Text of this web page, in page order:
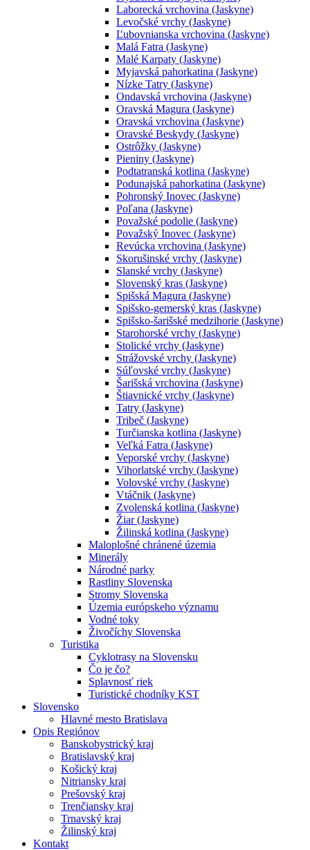
Laborecká vrchovina (Jaskyne)
Levočské vrchy (Jaskyne)
Ľubovnianska vrchovina (Jaskyne)
Malá Fatra (Jaskyne)
Malé Karpaty (Jaskyne)
Myjavská pahorkatina (Jaskyne)
Nízke Tatry (Jaskyne)
Ondavská vrchovina (Jaskyne)
Oravská Magura (Jaskyne)
Oravská vrchovina (Jaskyne)
Oravské Beskydy (Jaskyne)
Ostrôžky (Jaskyne)
Pieniny (Jaskyne)
Podtatranská kotlina (Jaskyne)
Podunajská pahorkatina (Jaskyne)
Pohronský Inovec (Jaskyne)
Poľana (Jaskyne)
Považské podolie (Jaskyne)
Považský Inovec (Jaskyne)
Revúcka vrchovina (Jaskyne)
Skorušinské vrchy (Jaskyne)
Slanské vrchy (Jaskyne)
Slovenský kras (Jaskyne)
Spišská Magura (Jaskyne)
Spišsko-gemerský kras (Jaskyne)
Spišsko-šarišské medzihorie (Jaskyne)
Starohorské vrchy (Jaskyne)
Stolické vrchy (Jaskyne)
Strážovské vrchy (Jaskyne)
Súľovské vrchy (Jaskyne)
Šarišská vrchovina (Jaskyne)
Štiavnické vrchy (Jaskyne)
Tatry (Jaskyne)
Tribeč (Jaskyne)
Turčianska kotlina (Jaskyne)
Veľká Fatra (Jaskyne)
Veporské vrchy (Jaskyne)
Vihorlatské vrchy (Jaskyne)
Volovské vrchy (Jaskyne)
Vtáčnik (Jaskyne)
Zvolenská kotlina (Jaskyne)
Žiar (Jaskyne)
Žilinská kotlina (Jaskyne)
Maloplošné chránené územia
Minerály
Národné parky
Rastliny Slovenska
Stromy Slovenska
Územia európskeho významu
Vodné toky
Živočíchy Slovenska
Turistika
Cyklotrasy na Slovensku
Čo je čo?
Splavnosť riek
Turistické chodníky KST
Slovensko
Hlavné mesto Bratislava
Opis Regiónov
Banskobystrický kraj
Bratislavský kraj
Košický kraj
Nitriansky kraj
Prešovský kraj
Trenčiansky kraj
Trnavský kraj
Žilinský kraj
Kontakt